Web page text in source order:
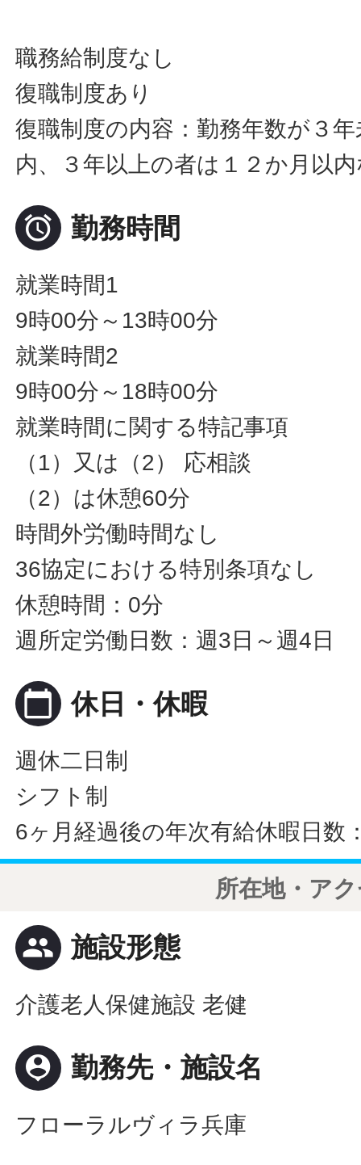
職務給制度なし
復職制度あり
復職制度の内容：勤務年数が３
内、３年以上の者は１２か月以
 勤務時間
就業時間1
9時00分～13時00分
就業時間2
9時00分～18時00分
就業時間に関する特記事項
（1）又は（2） 応相談
（2）は休憩60分
時間外労働時間なし
36協定における特別条項なし
休憩時間：0分
週所定労働日数：週3日～週4日
calendar_today 休日・休暇
週休二日制
シフト制
6ヶ月経過後の年次有給休暇日数
所在地・ア
people 施設形態
介護老人保健施設 老健
person_pin 勤務先・施設名
フローラルヴィラ兵庫